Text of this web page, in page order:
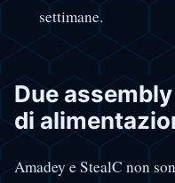
settimane.
Due
di
Amadey e StealC non